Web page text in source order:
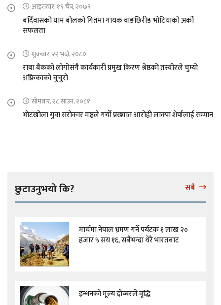
आइतवार, १९ चैत्र, २०७९
बर्दिवासको घाम बोलको गितमा गायक वाङछिरीङ भोटियाको अर्को
सफलता
शुक्रबार, २२ भदौ, २०८०
राबा बैकको लोगोसंगै कार्यकारी प्रमुख किरण श्रेष्ठको तस्वीरले चुम्यो
अफ्रिकाको चुचुरो
सोमवार, २८ साउन, २०८१
भोटखोला युवा सरोकार मञ्चले गर्यो प्रख्यात आरोही लाक्पा शेर्पालाई सम्मान
छुटाउनुभयो कि? सबै
मार्चमा नेपाल भ्रमण गर्ने पर्यटक १ लाख २०
हजार ५ सय १६, सबैभन्दा धेरै भारतबाट
इन्धनको मूल्य दोब्बरले वृद्धि